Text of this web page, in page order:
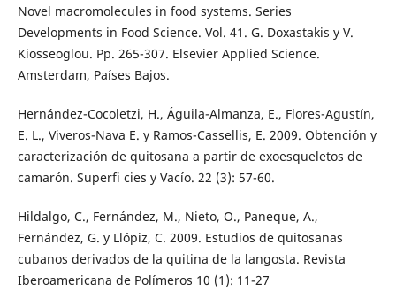
Novel macromolecules in food systems. Series
Developments in Food Science. Vol. 41. G. Doxastakis y V.
Kiosseoglou. Pp. 265-307. Elsevier Applied Science.
Amsterdam, Países Bajos.
Hernández-Cocoletzi, H., Águila-Almanza, E., Flores-Agustín,
E. L., Viveros-Nava E. y Ramos-Cassellis, E. 2009. Obtención y
caracterización de quitosana a partir de exoesqueletos de
camarón. Superfi cies y Vacío. 22 (3): 57-60.
Hildalgo, C., Fernández, M., Nieto, O., Paneque, A.,
Fernández, G. y Llópiz, C. 2009. Estudios de quitosanas
cubanos derivados de la quitina de la langosta. Revista
Iberoamericana de Polímeros 10 (1): 11-27